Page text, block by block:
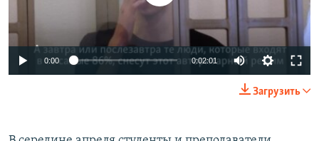
0:00 0:02:01
Загрузить